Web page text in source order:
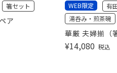
ア
箸セット
華厳 夫婦揃（
WEB限定 有
湯呑み・煎茶碗
¥14,080 税込